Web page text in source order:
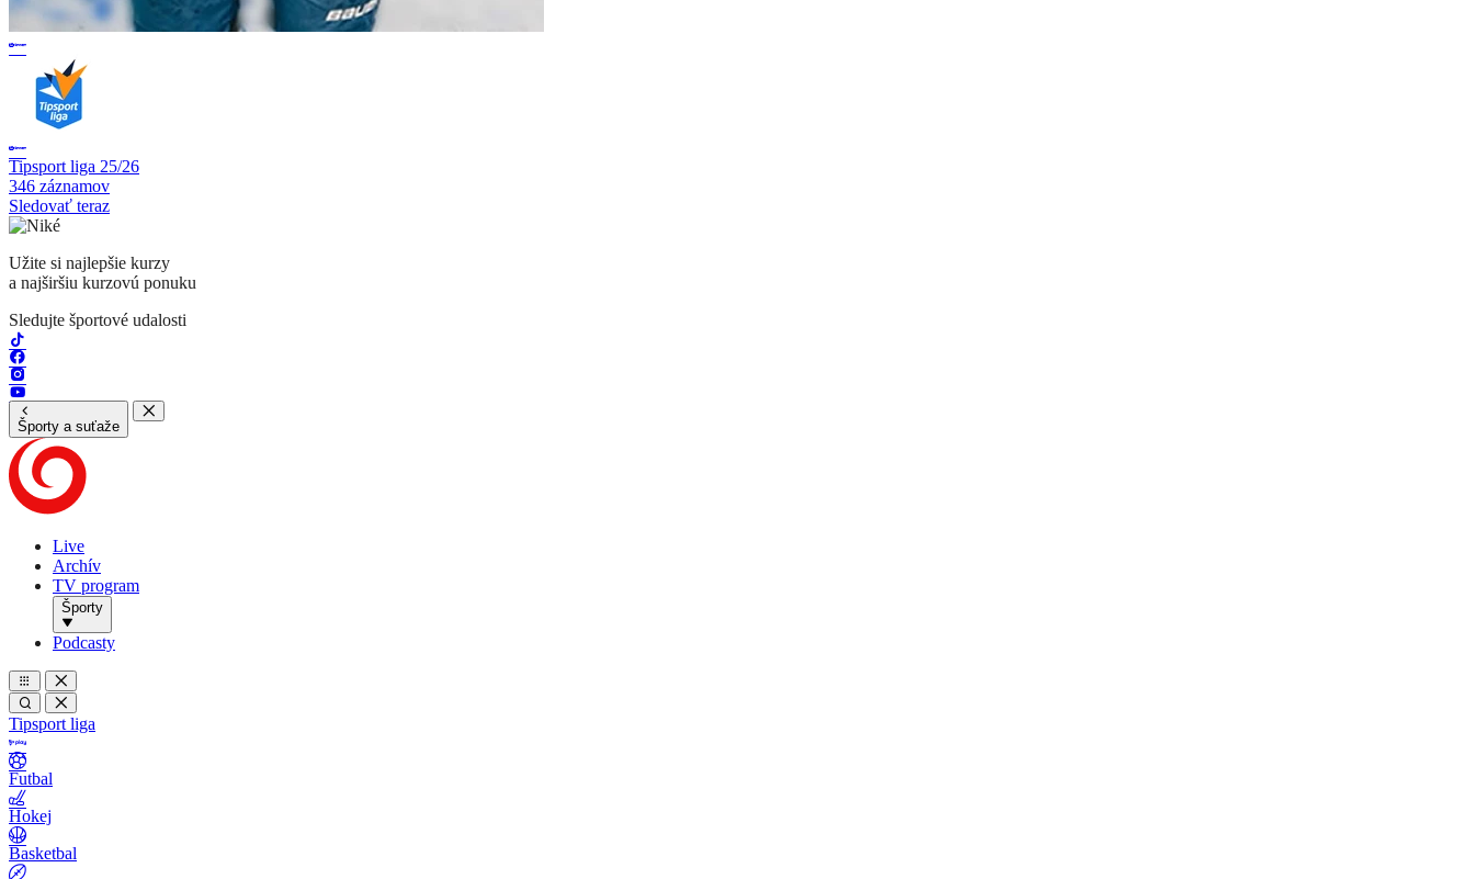
Tipsport liga 25/26
346 záznamov
Sledovať teraz
Užite si najlepšie kurzy
a najširšiu kurzovú ponuku
Sledujte športové udalosti
Športy a suťaže
Live
Archív
TV program
Športy
Podcasty
Tipsport liga
Futbal
Hokej
Basketbal